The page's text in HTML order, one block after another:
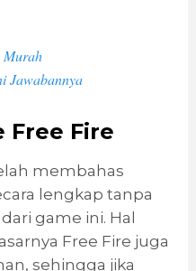
Murah
Jawabannya
Free Fire
membahas
lengkap tanpa
game ini. Hal
Free Fire juga
sehingga jika